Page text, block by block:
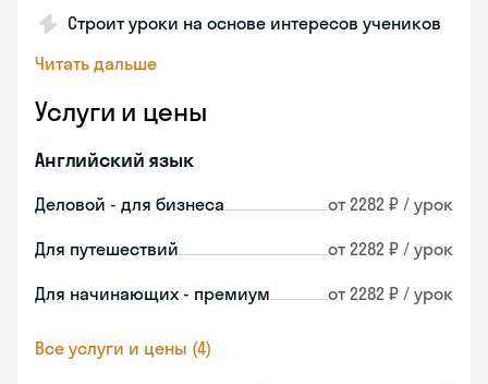
Строит уроки на основе интересов учеников
Читать дальше
Услуги и цены
Английский язык
Деловой - для бизнеса от 2282 ₽ / урок
Для путешествий от 2282 ₽ / урок
Для начинающих - премиум от 2282 ₽ / урок
Все услуги и цены (4)